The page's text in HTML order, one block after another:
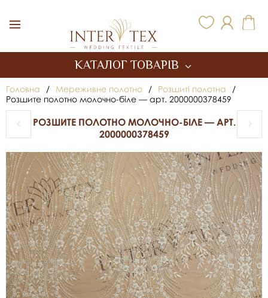
КАТАЛОГ ТОВАРІВ
Головна / Мереживне полотно / Розшиті полотна
/
Розшите полотно молочно-біле — арт. 2000000378459
РОЗШИТЕ ПОЛОТНО МОЛОЧНО-БІЛЕ — АРТ.
2000000378459